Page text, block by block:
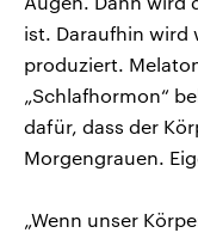
ist. Daraufhin wird
produziert.
„Schlafhormon“
dafür, dass der
Morgengrauen.
„Wenn unser